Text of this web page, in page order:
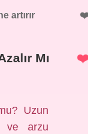
artırır
Mı
Uzun
ve arzu